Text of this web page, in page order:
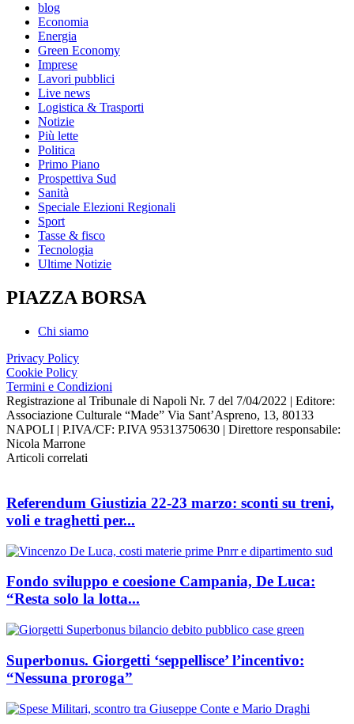
blog
Economia
Energia
Green Economy
Imprese
Lavori pubblici
Live news
Logistica & Trasporti
Notizie
Più lette
Politica
Primo Piano
Prospettiva Sud
Sanità
Speciale Elezioni Regionali
Sport
Tasse & fisco
Tecnologia
Ultime Notizie
PIAZZA BORSA
Chi siamo
Privacy Policy
Cookie Policy
Termini e Condizioni
Registrazione al Tribunale di Napoli Nr. 7 del 7/04/2022 | Editore:
Associazione Culturale “Made” Via Sant’Aspreno, 13, 80133
NAPOLI | P.IVA/CF: P.IVA 95313750630 | Direttore responsabile:
Nicola Marrone
Articoli correlati
Referendum Giustizia 22-23 marzo: sconti su treni,
voli e traghetti per...
Fondo sviluppo e coesione Campania, De Luca:
“Resta solo la lotta...
Superbonus. Giorgetti ‘seppellisce’ l’incentivo:
“Nessuna proroga”